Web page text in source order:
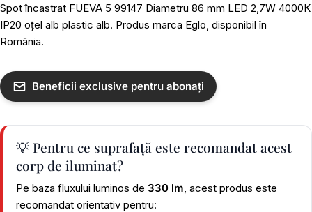
Spot încastrat FUEVA 5 99147 Diametru 86 mm LED 2,7W 4000K
IP20 oțel alb plastic alb. Produs marca Eglo, disponibil în
România.
Beneficii exclusive pentru abonați
💡 Pentru ce suprafață este recomandat acest
corp de iluminat?
Pe baza fluxului luminos de 330 lm, acest produs este
recomandat orientativ pentru: